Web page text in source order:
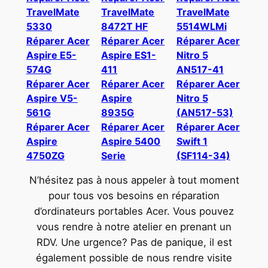
TravelMate
5330
Réparer Acer
Aspire E5-
574G
Réparer Acer
Aspire V5-
561G
Réparer Acer
Aspire
4750ZG
TravelMate
8472T HF
Réparer Acer
Aspire ES1-
411
Réparer Acer
Aspire
8935G
Réparer Acer
Aspire 5400
Serie
TravelMate
5514WLMi
Réparer Acer
Nitro 5
AN517-41
Réparer Acer
Nitro 5
(AN517-53)
Réparer Acer
Swift 1
(SF114-34)
N’hésitez pas à nous appeler à tout moment
pour tous vos besoins en réparation
d’ordinateurs portables Acer. Vous pouvez
vous rendre à notre atelier en prenant un
RDV. Une urgence? Pas de panique, il est
également possible de nous rendre visite